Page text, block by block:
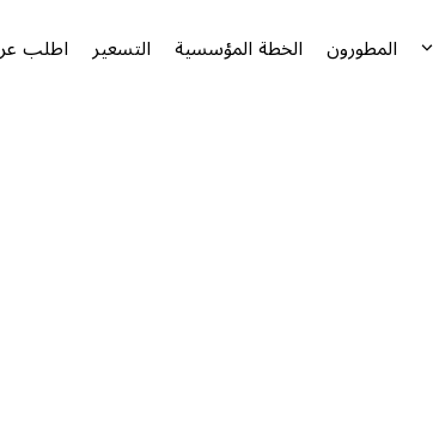
المطورون الخطة المؤسسية التسعير اطلب